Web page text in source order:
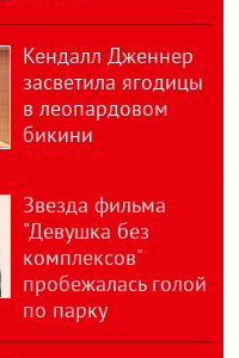
Кендалл Дженнер
засветила ягодицы
в леопардовом
бикини
Звезда фильма
"Девушка без
комплексов"
пробежалась голой
по парку